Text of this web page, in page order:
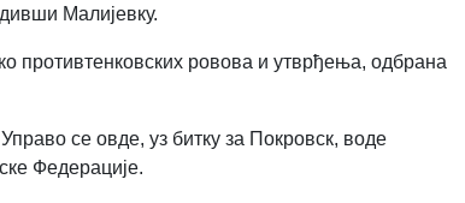
Малијевку.
противтенковских ровова и утврђења, одбрана
се овде, уз битку за Покровск, воде
Федерације.